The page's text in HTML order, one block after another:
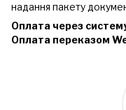
надання пакету
Оплата через
Оплата переказом